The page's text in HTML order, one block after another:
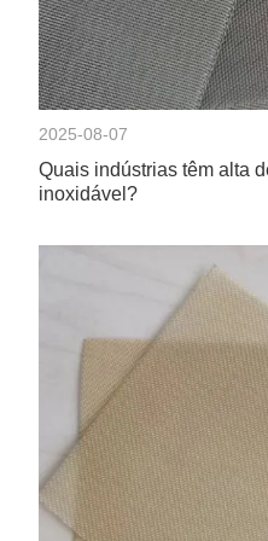
2025-08-07
Quais indústrias têm alta
inoxidável?